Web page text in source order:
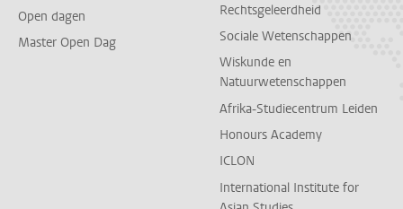
Open dagen
Master Open Dag
Rechtsgeleerdheid
Sociale Wetenschappen
Wiskunde en
Natuurwetenschappen
Afrika-Studiecentrum Leiden
Honours Academy
ICLON
International Institute for